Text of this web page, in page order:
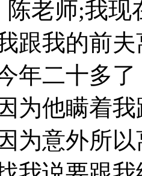
老师;我现
跟我的前
年二十多
为他瞒着
为意外所